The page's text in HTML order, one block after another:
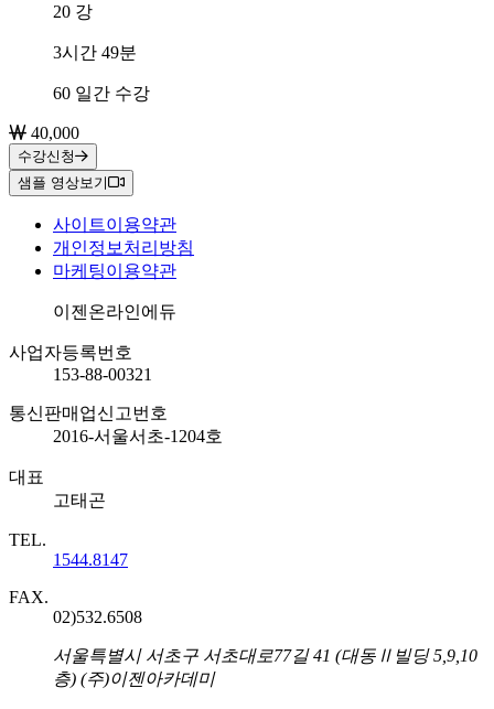
20 강
총 학습시간
3시간 49분
수강 기간60 일간 수강
40,000
수강신청
샘플 영상보기
사이트이용약관
개인정보처리방침
마케팅이용약관
회사명이젠온라인에듀
사업자등록번호
153-88-00321
통신판매업신고번호
2016-서울서초-1204호
대표
고태곤
TEL.
1544.8147
FAX.
02)532.6508
서울특별시 서초구 서초대로77길 41 (대동Ⅱ빌딩 5,9,10
층) (주)이젠아카데미